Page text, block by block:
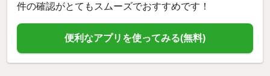
件の確認がとてもスムーズでおすすめです！
便利なアプリを使ってみる(無料)